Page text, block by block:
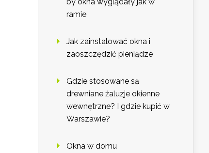
by okna wyglądały jak w
ramie
Jak zainstalować okna i
zaoszczędzić pieniądze
Gdzie stosowane są
drewniane żaluzje okienne
wewnętrzne? I gdzie kupić w
Warszawie?
Okna w domu